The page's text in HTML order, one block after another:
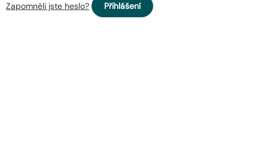
Zapomněli jste heslo?